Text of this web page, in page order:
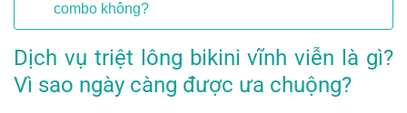
combo không?
Dịch vụ triệt lông bikini vĩnh viễn là gì?
Vì sao ngày càng được ưa chuộng?